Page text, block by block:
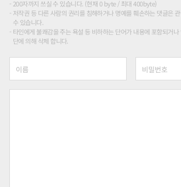
200자까지 쓰실 수 있습니다. (현재 0 byte / 최대 400byte)
저작권 등 다른 사람의 권리를 침해하거나 명예를 훼손하는 댓글은
수 있습니다.
타인에게 불쾌감을 주는 욕설 등 비하하는 단어가 내용에 포함되거
단에 의해 삭제 합니다.